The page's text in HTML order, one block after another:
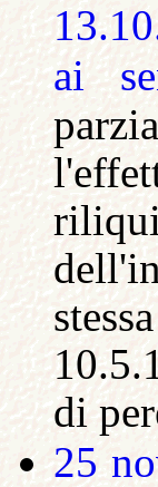
ai
di
25